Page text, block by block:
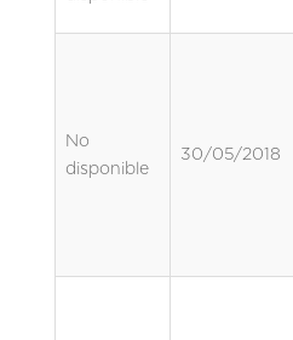
No
disponible
30/05/2018